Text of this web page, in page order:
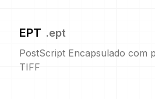
EPT .ept
PostScript Encapsulado com
TIFF